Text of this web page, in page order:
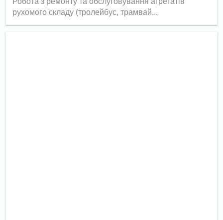
рухомого складу (тролейбус, трамвай...